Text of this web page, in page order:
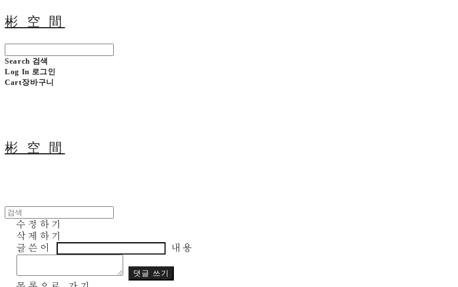
彬 空 間
Search 검색
Log In 로그인
Cart장바구니
彬 空 間
수정하기
삭제하기
글쓴이
내용
댓글 쓰기